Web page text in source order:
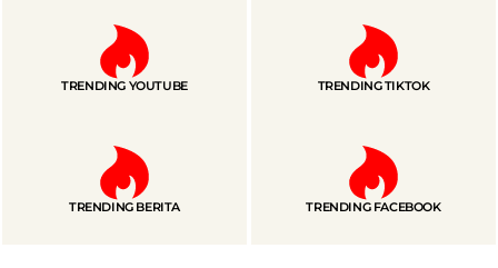
TRENDING YOUTUBE TRENDING TIKTOK
TRENDING BERITA TRENDING FACEBOOK